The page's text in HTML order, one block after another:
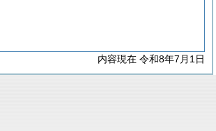
内容現在 令和8年7月1日